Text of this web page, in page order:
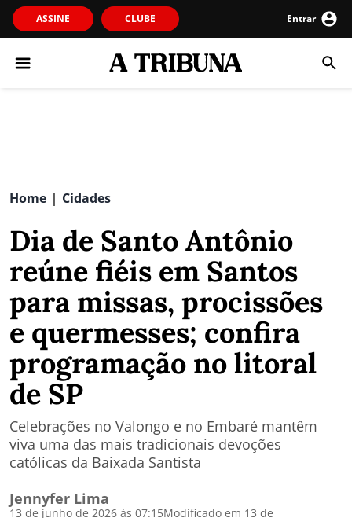
ASSINE CLUBE Entrar
Home | Cidades
Dia de Santo Antônio
reúne fiéis em Santos
para missas, procissões
e quermesses; confira
programação no litoral
de SP
Celebrações no Valongo e no Embaré mantêm
viva uma das mais tradicionais devoções
católicas da Baixada Santista
Jennyfer Lima
13 de junho de 2026 às 07:15Modificado em 13 de